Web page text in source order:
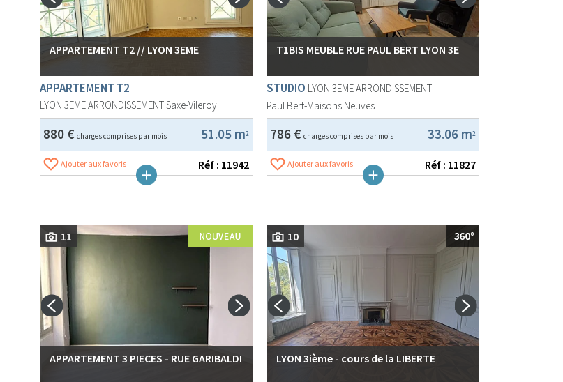
APPARTEMENT T2 // LYON 3EME
APPARTEMENT T2
LYON 3EME ARRONDISSEMENTSaxe-Vileroy
51.05 m2
880 € charges comprises par mois
Ajouter aux favoris Réf : 11942
T1BIS MEUBLE RUE PAUL BERT LYON 3E
STUDIO LYON 3EME ARRONDISSEMENT
Paul Bert-Maisons Neuves
33.06 m2
786 € charges comprises par mois
Ajouter aux favoris Réf : 11827
11
APPARTEMENT 3 PIECES - RUE GARIBALDI
10
LYON 3ième - cours de la LIBERTE